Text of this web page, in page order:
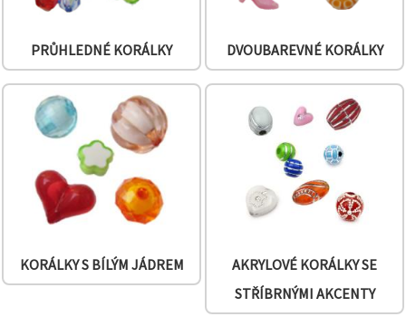
PRŮHLEDNÉ KORÁLKY DVOUBAREVNÉ KORÁLKY
KORÁLKY S BÍLÝM JÁDREM
AKRYLOVÉ KORÁLKY SE
STŘÍBRNÝMI AKCENTY